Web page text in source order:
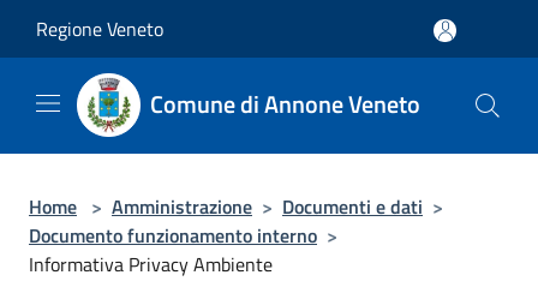
Regione Veneto
Comune di Annone Veneto
Home > Amministrazione > Documenti e dati >
Documento funzionamento interno >
Informativa Privacy Ambiente